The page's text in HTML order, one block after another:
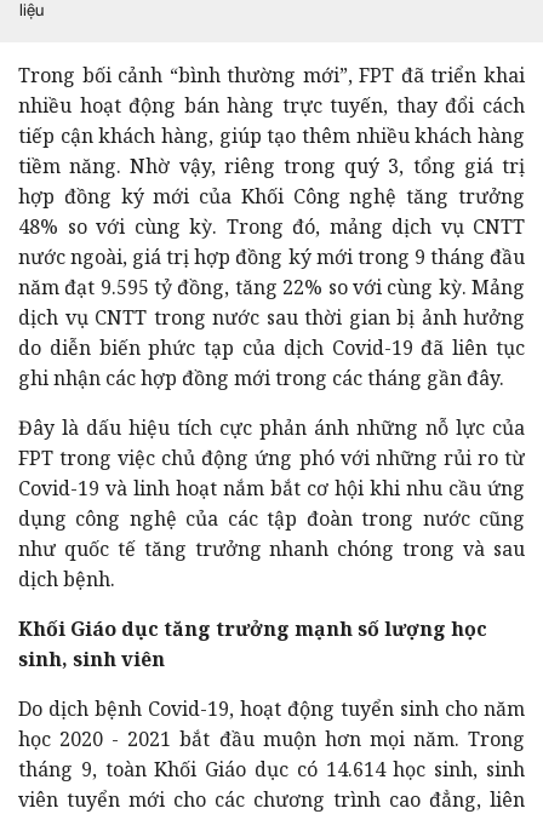
liệu
Trong bối cảnh “bình thường mới”, FPT đã triển khai
nhiều hoạt động bán hàng trực tuyến, thay đổi cách
tiếp cận khách hàng, giúp tạo thêm nhiều khách hàng
tiềm năng. Nhờ vậy, riêng trong quý 3, tổng giá trị
hợp đồng ký mới của Khối Công nghệ tăng trưởng
48% so với cùng kỳ. Trong đó, mảng dịch vụ CNTT
nước ngoài, giá trị hợp đồng ký mới trong 9 tháng đầu
năm đạt 9.595 tỷ đồng, tăng 22% so với cùng kỳ. Mảng
dịch vụ CNTT trong nước sau thời gian bị ảnh hưởng
do diễn biến phức tạp của dịch Covid-19 đã liên tục
ghi nhận các hợp đồng mới trong các tháng gần đây.
Đây là dấu hiệu tích cực phản ánh những nỗ lực của
FPT trong việc chủ động ứng phó với những rủi ro từ
Covid-19 và linh hoạt nắm bắt cơ hội khi nhu cầu ứng
dụng công nghệ của các tập đoàn trong nước cũng
như quốc tế tăng trưởng nhanh chóng trong và sau
dịch bệnh.
Khối Giáo dục tăng trưởng mạnh số lượng học
sinh, sinh viên
Do dịch bệnh Covid-19, hoạt động tuyển sinh cho năm
học 2020 - 2021 bắt đầu muộn hơn mọi năm. Trong
tháng 9, toàn Khối Giáo dục có 14.614 học sinh, sinh
viên tuyển mới cho các chương trình cao đẳng, liên